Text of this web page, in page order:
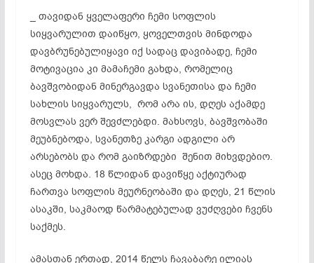
_ თავიდან ყველაფერი ჩემი სოფლის
სიყვარულით დაიწყო, ყოველთვის მინდოდა
დავბრუნებულიყავი იქ სადაც დავიბადე, ჩემი
მოტივაცია კი მამაჩემი გახდა, რომელიც
ბავშვობიდან მინერგავდა სვანეთისა და ჩემი
სახლის სიყვარულს, რომ არა ის, დღეს აქამდე
მოსვლას ვერ შევძლებდი. მახსოვს, ბავშვობაში
მეუბნებოდა, სვანეთზე კარგი ადგილი არ
არსებობს და რომ გაიზრდები შენით მიხვდებიო.
ასეც მოხდა. 18 წლიდან დავიწყე აქტიურად
ჩართვა სოფლის მეურნეობაში და დღეს, 21 წლის
ასაკში, საკმაოდ წარმატებულად ვუძღვები ჩვენს
საქმეს.
ამასთან ერთად, 2014 წელს ჩავაბარე ილიას